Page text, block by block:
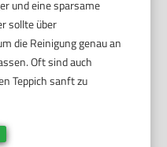
und eine sparsame
sollte über
die Reinigung genau an
Oft sind auch
Teppich sanft zu